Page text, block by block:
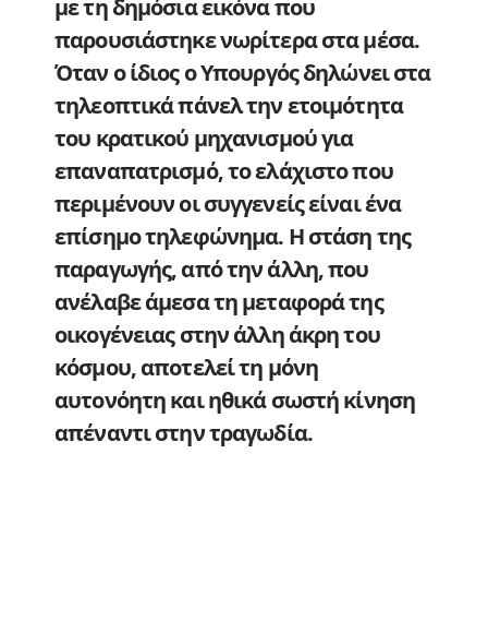
με τη δημόσια εικόνα που
παρουσιάστηκε νωρίτερα στα μέσα.
Όταν ο ίδιος ο Υπουργός δηλώνει στα
τηλεοπτικά πάνελ την ετοιμότητα
του κρατικού μηχανισμού για
επαναπατρισμό, το ελάχιστο που
περιμένουν οι συγγενείς είναι ένα
επίσημο τηλεφώνημα. Η στάση της
παραγωγής, από την άλλη, που
ανέλαβε άμεσα τη μεταφορά της
οικογένειας στην άλλη άκρη του
κόσμου, αποτελεί τη μόνη
αυτονόητη και ηθικά σωστή κίνηση
απέναντι στην τραγωδία.